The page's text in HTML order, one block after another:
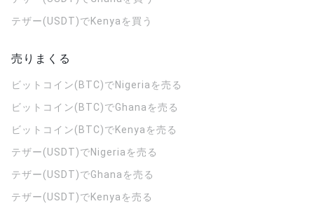
テザー(USDT)でKenyaを買う
売りまくる
ビットコイン(BTC)でNigeriaを売る
ビットコイン(BTC)でGhanaを売る
ビットコイン(BTC)でKenyaを売る
テザー(USDT)でNigeriaを売る
テザー(USDT)でGhanaを売る
テザー(USDT)でKenyaを売る